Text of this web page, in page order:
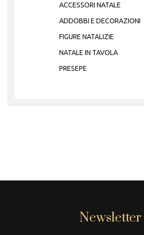
ACCESSORI NATALE
ADDOBBI E DECORAZIONI
FIGURE NATALIZIE
NATALE IN TAVOLA
PRESEPE
Newsletter